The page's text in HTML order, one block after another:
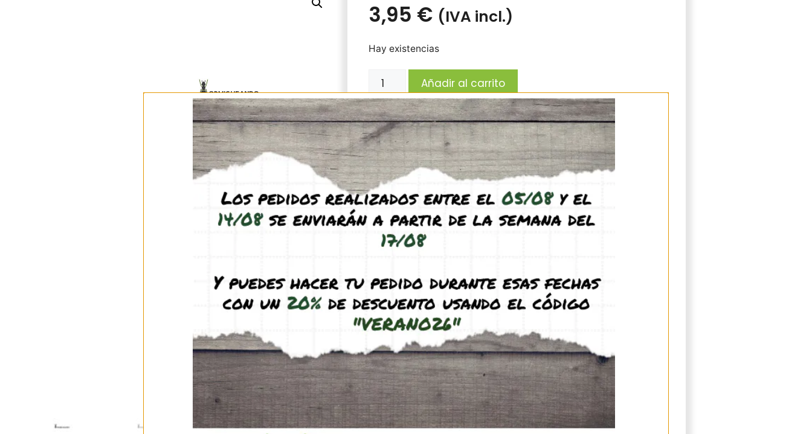
3,95 € (IVA incl.)
Hay existencias
Añadir al carrito
Pasta proteínica para hormigas.
Apto para todo tipo de especies, tanto reinas como colonias.
Modo de empleo: puede dejarse el bote abierto dentro de la caja de
forrajeo y que las hormigas lo vayan consumiendo poco a poco.
También puede administrarse en pequeñas cantidades extrayendo
partes del tubo con un palillo y depositándolo en una bandeja de
alimentación.